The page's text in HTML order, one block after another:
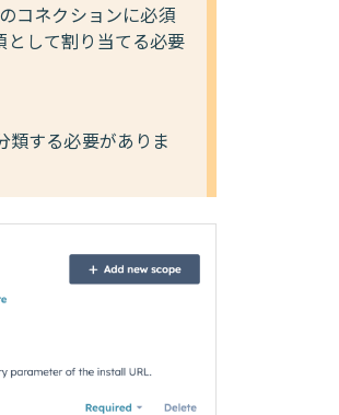
コネクションに必須
して割り当てる必要
する必要がありま